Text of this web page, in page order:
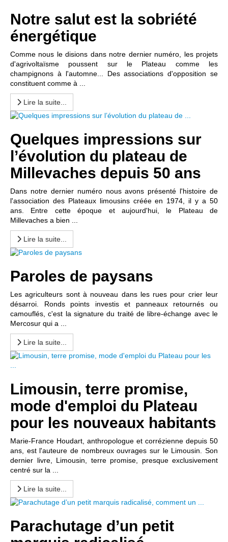
Notre salut est la sobriété
énergétique
Comme nous le disions dans notre dernier numéro, les projets
d'agrivoltaïsme poussent sur le Plateau comme les
champignons à l'automne... Des associations d'opposition se
constituent comme à ...
Lire la suite...
Quelques impressions sur
l’évolution du plateau de
Millevaches depuis 50 ans
Dans notre dernier numéro nous avons présenté l'histoire de
l'association des Plateaux limousins créée en 1974, il y a 50
ans. Entre cette époque et aujourd'hui, le Plateau de
Millevaches a bien ...
Lire la suite...
Paroles de paysans
Les agriculteurs sont à nouveau dans les rues pour crier leur
désarroi. Ronds points investis et panneaux retournés ou
camouflés, c'est la signature du traité de libre-échange avec le
Mercosur qui a ...
Lire la suite...
Limousin, terre promise,
mode d'emploi du Plateau
pour les nouveaux habitants
Marie-France Houdart, anthropologue et corrézienne depuis 50
ans, est l'auteure de nombreux ouvrages sur le Limousin. Son
dernier livre, Limousin, terre promise, presque exclusivement
centré sur la ...
Lire la suite...
Parachutage d’un petit